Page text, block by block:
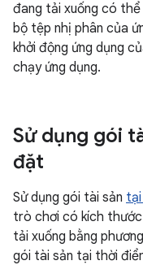
đang tải xuống có
bộ tệp nhị phân của
khởi động ứng dụng
chạy ứng dụng.
Sử dụng gói
đặt
Sử dụng gói tài sản
trò chơi có kích
tải xuống bằng
gói tài sản tại thời